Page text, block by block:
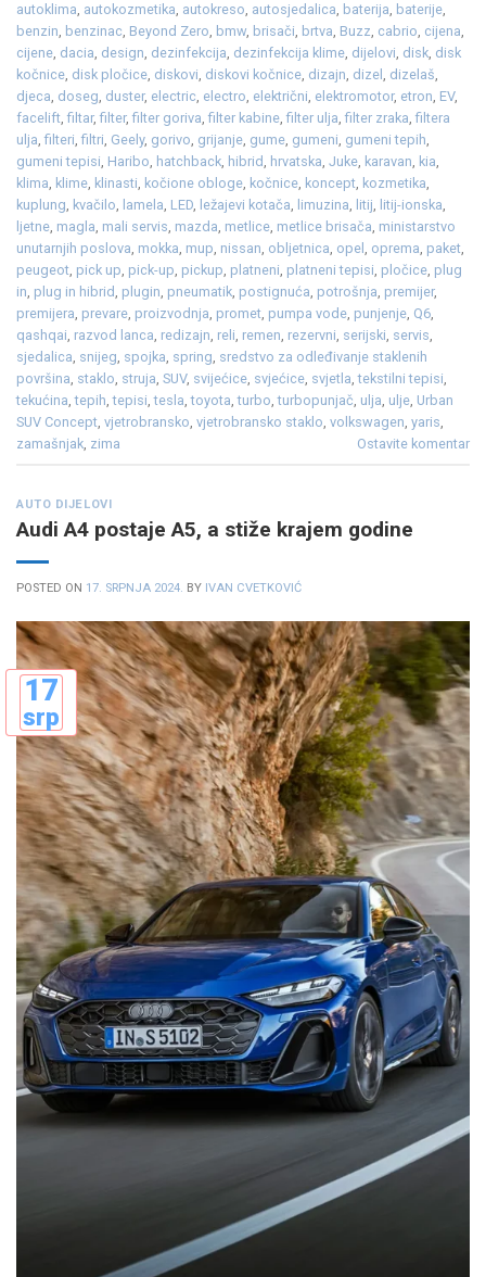
autoklima, autokozmetika, autokreso, autosjedalica, baterija, baterije,
benzin, benzinac, Beyond Zero, bmw, brisači, brtva, Buzz, cabrio, cijena,
cijene, dacia, design, dezinfekcija, dezinfekcija klime, dijelovi, disk, disk
kočnice, disk pločice, diskovi, diskovi kočnice, dizajn, dizel , dizelaš,
djeca, doseg, duster, electric, electro, električni, elektromotor, etron, EV,
facelift,filtar,filter,filter goriva,filter kabine,filter ulja,filter zraka,filtera
ulja,filteri,filtri, Geely, gorivo, grijanje, gume, gumeni, gumeni tepih,
gumeni tepisi, Haribo, hatchback, hibrid, hrvatska, Juke, karavan, kia,
klima, klime, klinasti, kočione obloge, kočnice, koncept, kozmetika,
kuplung, kvačilo, lamela, LED, ležajevi kotača, limuzina, litij, litij-ionska,
ljetne, magla, mali servis, mazda, metlice, metlice brisača, ministarstvo
unutarnjih poslova, mokka, mup, nissan, obljetnica, opel , oprema, paket,
peugeot, pick up, pick-up, pickup, platneni, platneni tepisi, pločice, plug
in, plug in hibrid, plugin, pneumatik, postignuća, potrošnja, premijer,
premijera, prevare, proizvodnja, promet, pumpa vode, punjenje, Q6,
qashqai, razvod lanca, redizajn, reli, remen, rezervni, serijski, servis,
sjedalica, snijeg, spojka, spring, sredstvo za odleđivanje staklenih
površina, staklo, struja, SUV, svijećice, svjećice, svjetla,tekstilni tepisi,
tekućina,tepih,tepisi,tesla,toyota,turbo,turbopunjač, ulja, ulje, Urban
SUV Concept, vjetrobransko, vjetrobransko staklo, volkswagen, yaris,
zamašnjak, zima Ostavite komentar
AUTO DIJELOVI
Audi A4 postaje A5, a stiže krajem godine
POSTED ON 17. SRPNJA 2024. BY IVAN CVETKOVIĆ
17
srp